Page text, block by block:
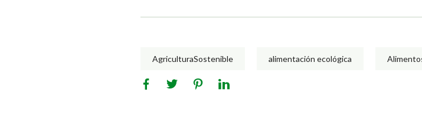
AgriculturaSostenible alimentación ecológica